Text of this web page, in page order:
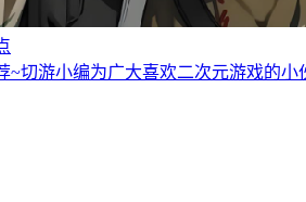
~切游小编为广大喜欢二次元游戏的